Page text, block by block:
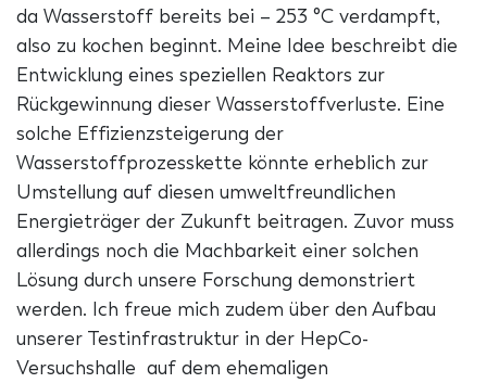
da Wasserstoff bereits bei – 253 °C verdampft,
also zu kochen beginnt. Meine Idee beschreibt die
Entwicklung eines speziellen Reaktors zur
Rückgewinnung dieser Wasserstoffverluste. Eine
solche Effizienzsteigerung der
Wasserstoffprozesskette könnte erheblich zur
Umstellung auf diesen umweltfreundlichen
Energieträger der Zukunft beitragen. Zuvor muss
allerdings noch die Machbarkeit einer solchen
Lösung durch unsere Forschung demonstriert
werden. Ich freue mich zudem über den Aufbau
unserer Testinfrastruktur in der HepCo-
Versuchshalle auf dem ehemaligen